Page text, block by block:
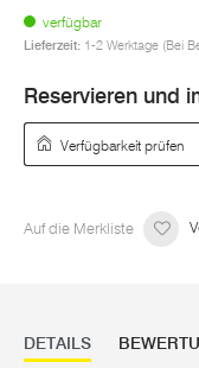
verfügbar
Lieferzeit: 1-2 Werktage (Bei
Reservieren und
Auf die Merkliste
DETAILS